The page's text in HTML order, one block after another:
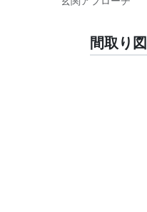
間取り図